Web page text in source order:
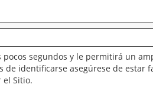
segundos y le permitirá un
identificarse asegúrese de
el Sitio.